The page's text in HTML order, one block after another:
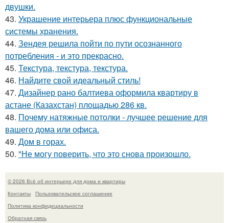
двушки.
43. Украшение интерьера плюс функциональные
системы хранения.
44. Зендея решила пойти по пути осознанного
потребления - и это прекрасно.
45. Текстура, текстура, текстура.
46. Найдите свой идеальный стиль!
47. Дизайнер рано балтиева оформила квартиру в
астане (Казахстан) площадью 286 кв.
48. Почему натяжные потолки - лучшее решение для
вашего дома или офиса.
49. Дом в горах.
50. "Не могу поверить, что это снова произошло.
© 2026 Всё об интерьере для дома и квартиры
Контакты
Пользовательское соглашение
Политика конфидециальности
Обратная связь